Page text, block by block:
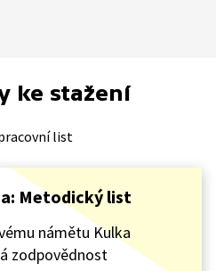
ke stažení
list
Metodický list
námětu Kulka
zodpovědnost